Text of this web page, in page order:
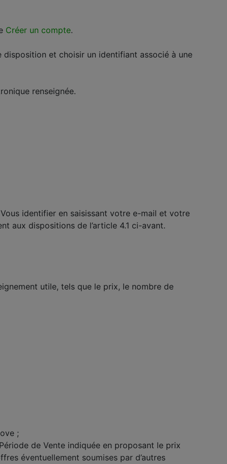
Créer un compte.
et choisir un identifiant associé à une
renseignée.
identifier en saisissant votre e-mail et votre
aux dispositions de l’article 4.1 ci-avant.
utile, tels que le prix, le nombre de
;
de Vente indiquée en proposant le prix
éventuellement soumises par d’autres